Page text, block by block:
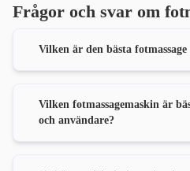
Frågor och svar om
Vilken är den bästa fotmassage
Vilken fotmassagemaskin är
och användare?